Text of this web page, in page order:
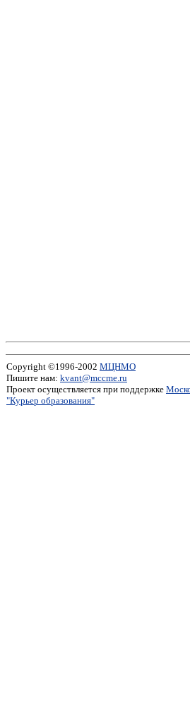
Copyright ©1996-2002 МЦНМО
Пишите нам: kvant@mccme.ru
Проект осуществляется при поддержке
"Курьер образования"